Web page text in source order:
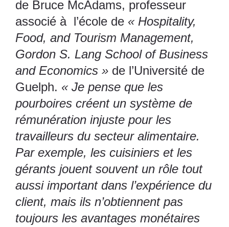
de Bruce McAdams, professeur
associé à l’école de « Hospitality,
Food, and Tourism Management,
Gordon S. Lang School of Business
and Economics » de l’Université de
Guelph. « Je pense que les
pourboires créent un système de
rémunération injuste pour les
travailleurs du secteur alimentaire.
Par exemple, les cuisiniers et les
gérants jouent souvent un rôle tout
aussi important dans l’expérience du
client, mais ils n’obtiennent pas
toujours les avantages monétaires